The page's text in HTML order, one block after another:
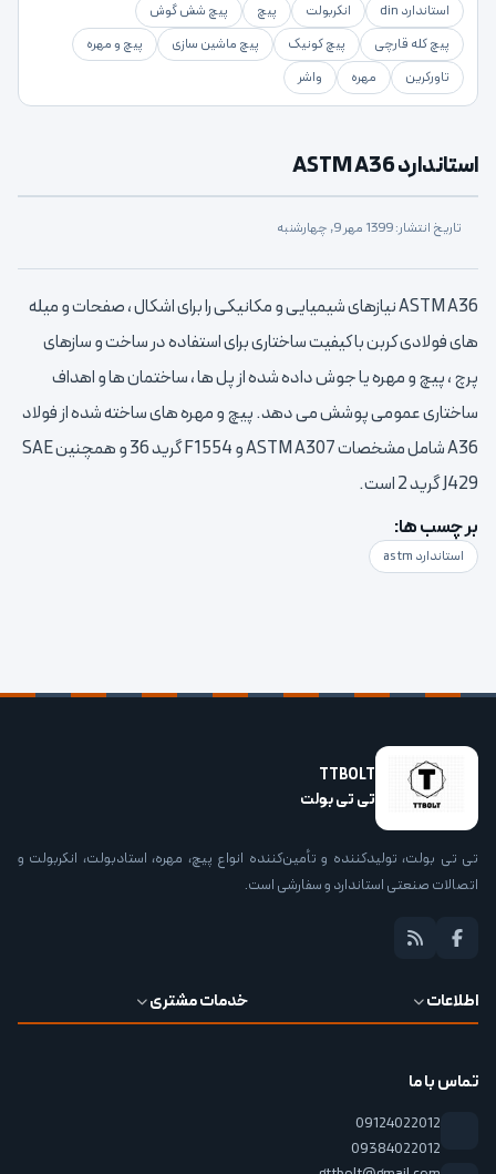
استاندارد din
انکربولت پیچ
پیچ شش گوش
پیچ کله قارچی
پیچ کونیک پیچ ماشین سازی
پیچ و مهره
تاورکرین
مهره واشر
استاندارد ASTM A36
تاریخ انتشار: 1399 مهر 9, چهارشنبه
ASTM A36 نیازهای شیمیایی و مکانیکی را برای اشکال ، صفحات و میله
های فولادی کربن با کیفیت ساختاری برای استفاده در ساخت و سازهای
پرچ ، پیچ و مهره یا جوش داده شده از پل ها ، ساختمان ها و اهداف
ساختاری عمومی پوشش می دهد. پیچ و مهره های ساخته شده از فولاد
A36 شامل مشخصات ASTM A307 و F1554 گرید 36 و همچنین SAE
J429 گرید 2 است.
بر چسب ها:
استاندارد astm
TTBOLT
تی تی بولت
تی تی بولت، تولیدکننده و تأمین‌کننده انواع پیچ، مهره، استادبولت، انکربولت و
اتصالات صنعتی استاندارد و سفارشی است.
اطلاعات خدمات مشتری
تماس با ما
09124022012
09384022012